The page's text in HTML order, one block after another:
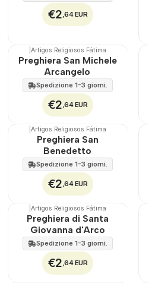
€2,64 EUR
Torna in alto
Artigos Religiosos Fátima
Preghiera San Michele
Arcangelo
Spedizione 1-3 giorni.
€2,64 EUR
Artigos Religiosos Fátima
Preghiera San
Benedetto
Spedizione 1-3 giorni.
€2,64 EUR
Artigos Religiosos Fátima
Preghiera di Santa
Giovanna d'Arco
Spedizione 1-3 giorni.
€2,64 EUR